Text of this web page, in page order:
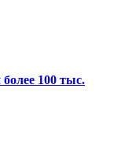
100 тыс.